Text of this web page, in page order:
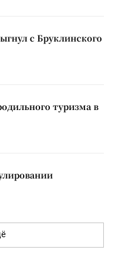
с Бруклинского
туризма в